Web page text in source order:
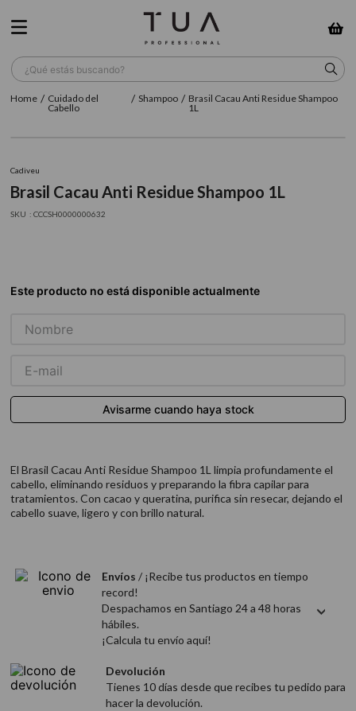
¿Qué estás buscando?
Cuidado del
Cabello
Shampoo
Brasil Cacau Anti Residue Shampoo
1L
Cadiveu
Brasil Cacau Anti Residue Shampoo 1L
: CCCSH0000000632
El Brasil Cacau Anti Residue Shampoo 1L limpia profundamente el
cabello, eliminando residuos y preparando la fibra capilar para
tratamientos. Con cacao y queratina, purifica sin resecar, dejando el
cabello suave, ligero y con brillo natural.
Envíos / ¡Recibe tus productos en tiempo
record!
Despachamos en Santiago 24 a 48 horas
hábiles.
¡Calcula tu envío aquí!
Devolución
Tienes 10 días desde que recibes tu pedido para
hacer la devolución.
TÉRMINOS MÁS BUSCADOS
2
3. farmavita
8. loreal
9. acondicionador
10.